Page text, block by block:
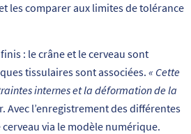
les comparer aux limites de tolérance
: le crâne et le cerveau sont
tissulaires sont associées. « Cette
internes et la déformation de la
Avec l’enregistrement des différentes
via le modèle numérique.